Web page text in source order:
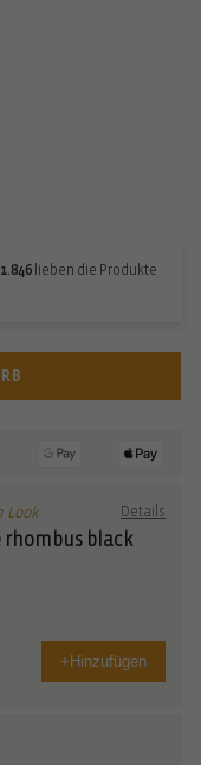
lieben die Produkte
Look Details
rhombus black
+ Hinzufügen